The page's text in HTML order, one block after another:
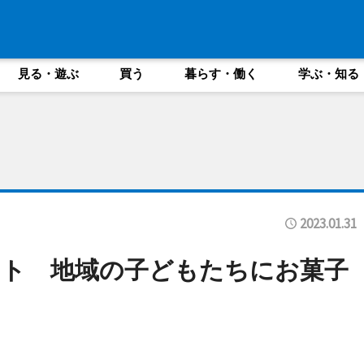
見る・遊ぶ 買う 暮らす・働く 学ぶ・知る
2023.01.31
地域の子どもたちにお菓子